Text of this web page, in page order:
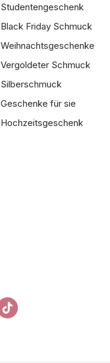
Studentengeschenk
Black Friday Schmuck
Weihnachtsgeschenke
Vergoldeter Schmuck
Silberschmuck
Geschenke für sie
Hochzeitsgeschenk